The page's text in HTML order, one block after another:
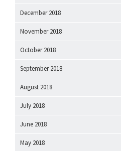
December 2018
November 2018
October 2018
September 2018
August 2018
July 2018
June 2018
May 2018